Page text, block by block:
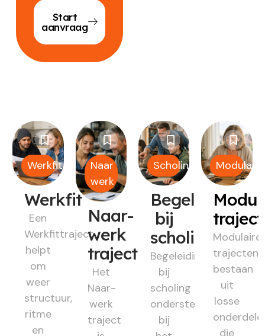
Start
aanvraag
Werkfit
Werkfit
Een
Werkfittraject
helpt
om
weer
structuur,
ritme
en
Naar
werk
Naar-
werk
traject
Het
Naar-
werk
traject
Scholing
Begeleiding
bij
scholing
Begeleiding
bij
scholing
ondersteunt
bij
Modulair
Modulaire
trajecten
bestaan
uit
losse